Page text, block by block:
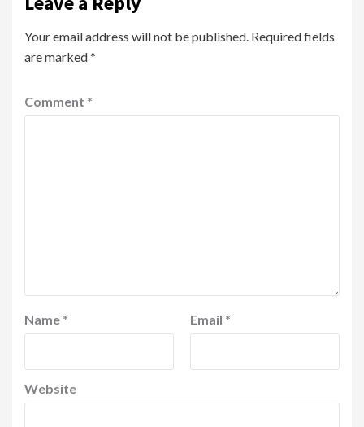
Your email address will not be published. Required fields
are marked*
Comment *
Name * Email *
Website